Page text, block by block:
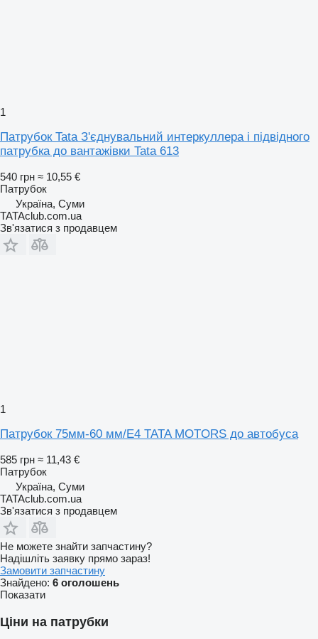
1
Патрубок Tata З'єднувальний интеркуллера і підвідного
патрубка до вантажівки Tata 613
540 грн ≈ 10,55 €
Патрубок
Україна, Суми
TATAclub.com.ua
Зв'язатися з продавцем
1
Патрубок 75мм-60 мм/Е4 TATA MOTORS до автобуса
585 грн ≈ 11,43 €
Патрубок
Україна, Суми
TATAclub.com.ua
Зв'язатися з продавцем
Не можете знайти запчастину?
Надішліть заявку прямо зараз!
Замовити запчастину
Знайдено: 6 оголошень
Показати
Ціни на патрубки